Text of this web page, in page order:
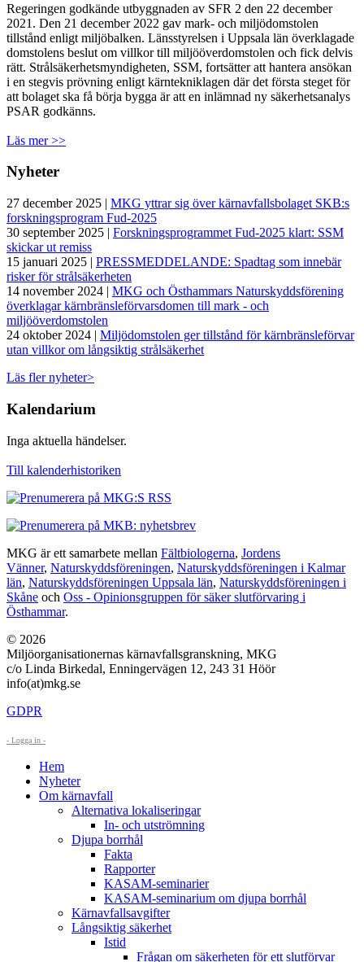
Regeringen godkände utbyggnaden av SFR 2 den 22 december
2021. Den 21 december 2022 gav mark- och miljödomstolen
tillstånd enligt miljöbalken. Länsstyrelsen i Uppsala län överklagade
domstolens beslut om villkor till miljööverdomstolen och fick delvis
rätt. Strålsäkerhetsmyndigheten, SSM, fortsätter att hantera ansökan
i en stegvis prövning enligt kärntekniklagen där det första steget för
att bolaget ska få börja bygga är att en inlämnad ny säkerhetsanalys
PSAR godkänns.
Läs mer >>
Nyheter
27 december 2025 | MKG yttrar sig över kärnavfallsbolaget SKB:s
forskningsprogram Fud-2025
30 september 2025 | Forskningsprogrammet Fud-2025 klart: SSM
skickar ut remiss
15 januari 2025 | PRESSMEDDELANDE: Spadtag som innebär
risker för strålsäkerheten
14 november 2024 | MKG och Östhammars Naturskyddsförening
överklagar kärnbränsleförvarsdomen till mark - och
miljööverdomstolen
24 oktober 2024 | Miljödomstolen ger tillstånd för kärnbränsleförvar
utan villkor om långsiktig strålsäkerhet
Läs fler nyheter>
Kalendarium
Inga aktuella händelser.
Till kalenderhistoriken
MKG är ett samarbete mellan Fältbiologerna, Jordens
Vänner, Naturskyddsföreningen, Naturskyddsföreningen i Kalmar
län, Naturskyddsföreningen Uppsala län, Naturskyddsföreningen i
Skåne och Oss - Opinionsgruppen för säker slutförvaring i
Östhammar.
© 2026
Miljöorganisationernas kärnavfallsgranskning, MKG
c/o Linda Birkedal, Enningervägen 12, 243 31 Höör
info(at)mkg.se
GDPR
- Logga in -
Hem
Nyheter
Om kärnavfall
Alternativa lokaliseringar
In- och utströmning
Djupa borrhål
Fakta
Rapporter
KASAM-seminarier
KASAM-seminarium om djupa borrhål
Kärnavfallsavgifter
Långsiktig säkerhet
Istid
Frågan om säkerheten för ett slutförvar